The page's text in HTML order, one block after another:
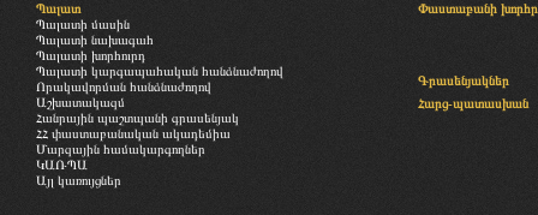
Պալատ
Պալատի մասին
Պալատի նախագահ
Պալատի խորհուրդ
Պալատի կարգապահական հանձնաժողով
Որակավորման հանձնաժողով
Աշխատակազմ
Հանրային պաշտպանի գրասենյակ
ՀՀ փաստաբանական ակադեմիա
Մարզային համակարգողներ
ԿԱՌՊԱ
Այլ կառույցներ
Փաստաբանի
Գրասենյակներ
Հարց-պատասխան